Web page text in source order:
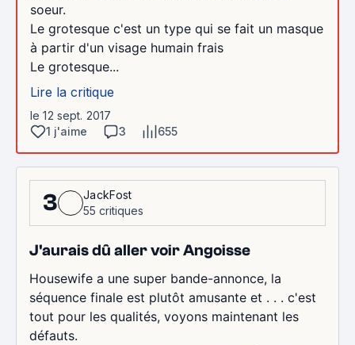
soeur.
Le grotesque c'est un type qui se fait un masque
à partir d'un visage humain frais
Le grotesque...
Lire la critique
le 12 sept. 2017
1 j'aime
3 655
3
JackFost
55 critiques
J'aurais dû aller voir Angoisse
Housewife a une super bande-annonce, la
séquence finale est plutôt amusante et . . . c'est
tout pour les qualités, voyons maintenant les
défauts.